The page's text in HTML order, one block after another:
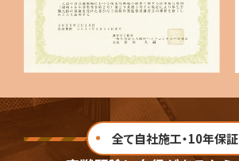
全て自社施工・10年保証